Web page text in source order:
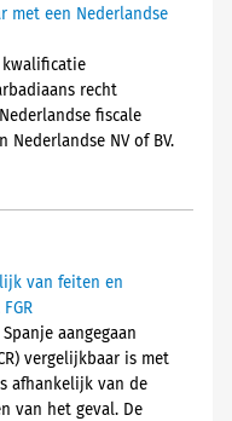
met een Nederlandse
kwalificatie
recht
fiscale
NV of BV.
van feiten en
aangegaan
vergelijkbaar is met
afhankelijk van de
van het geval. De